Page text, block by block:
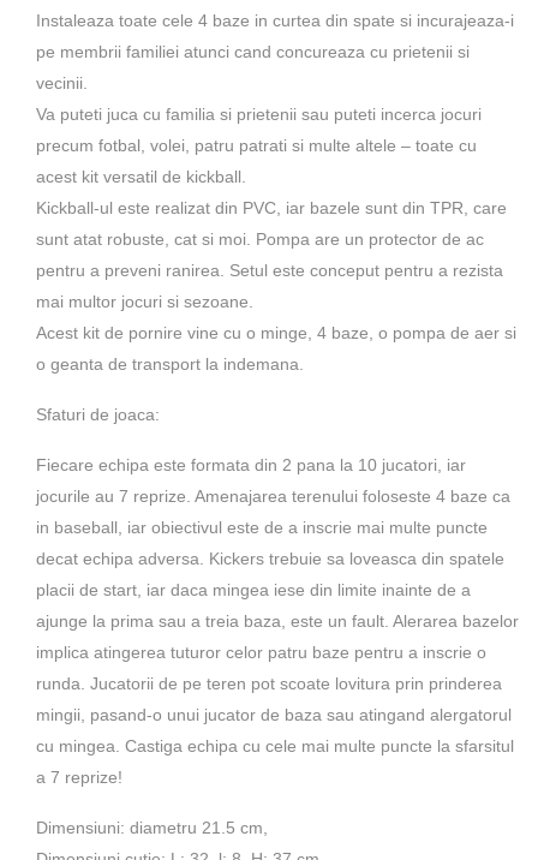
Instaleaza toate cele 4 baze in curtea din spate si incurajeaza-i
pe membrii familiei atunci cand concureaza cu prietenii si
vecinii.
Va puteti juca cu familia si prietenii sau puteti incerca jocuri
precum fotbal, volei, patru patrati si multe altele – toate cu
acest kit versatil de kickball.
Kickball-ul este realizat din PVC, iar bazele sunt din TPR, care
sunt atat robuste, cat si moi. Pompa are un protector de ac
pentru a preveni ranirea. Setul este conceput pentru a rezista
mai multor jocuri si sezoane.
Acest kit de pornire vine cu o minge, 4 baze, o pompa de aer si
o geanta de transport la indemana.
Sfaturi de joaca:
Fiecare echipa este formata din 2 pana la 10 jucatori, iar
jocurile au 7 reprize. Amenajarea terenului foloseste 4 baze ca
in baseball, iar obiectivul este de a inscrie mai multe puncte
decat echipa adversa. Kickers trebuie sa loveasca din spatele
placii de start, iar daca mingea iese din limite inainte de a
ajunge la prima sau a treia baza, este un fault. Alerarea bazelor
implica atingerea tuturor celor patru baze pentru a inscrie o
runda. Jucatorii de pe teren pot scoate lovitura prin prinderea
mingii, pasand-o unui jucator de baza sau atingand alergatorul
cu mingea. Castiga echipa cu cele mai multe puncte la sfarsitul
a 7 reprize!
Dimensiuni: diametru 21.5 cm,